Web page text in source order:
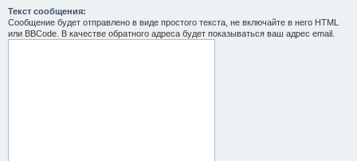
Текст сообщения:
Сообщение будет отправлено в виде простого текста, не включайте в него HTML
или BBCode. В качестве обратного адреса будет показываться ваш адрес email.